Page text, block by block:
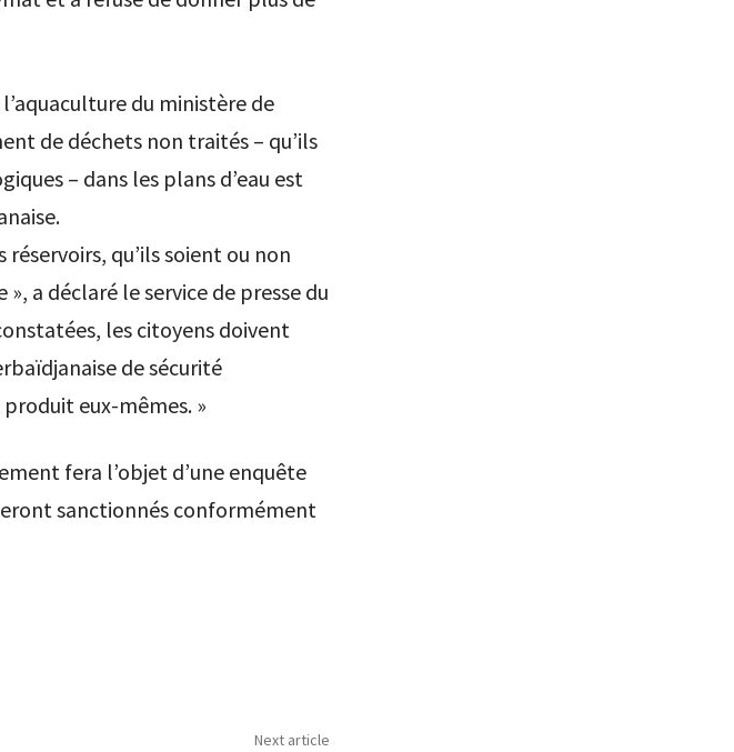
du ministère de
de déchets non traités – qu’ils
– dans les plans d’eau est
qu’ils soient ou non
a déclaré le service de presse du
les citoyens doivent
de sécurité
eux-mêmes. »
fera l’objet d’une enquête
sanctionnés conformément
Next article